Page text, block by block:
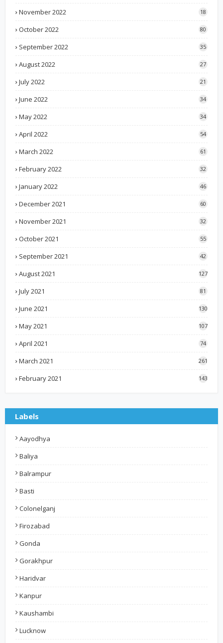
November 2022 18
October 2022 80
September 2022 35
August 2022 27
July 2022 21
June 2022 34
May 2022 34
April 2022 54
March 2022 61
February 2022 32
January 2022 46
December 2021 60
November 2021 32
October 2021 55
September 2021 42
August 2021 127
July 2021 81
June 2021 130
May 2021 107
April 2021 74
March 2021 261
February 2021 143
Labels
Aayodhya
Baliya
Balrampur
Basti
Colonelganj
Firozabad
Gonda
Gorakhpur
Haridvar
Kanpur
Kaushambi
Lucknow